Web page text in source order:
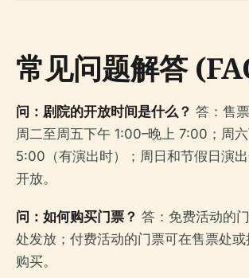
常见问题解答
问：剧院的开放时间是什么？ 答：售
周二至周五下午 1:00–晚上 7:00；周
5:00（有演出时）；周日和节假日演
开放。
问：如何购买门票？ 答：免费活动的
处发放；付费活动的门票可在售票处
购买。